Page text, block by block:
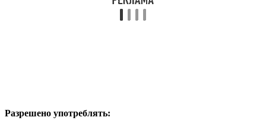
Разрешено употреблять: